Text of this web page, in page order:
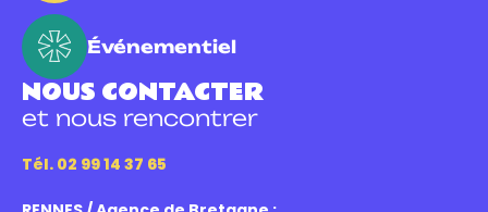
Événementiel
NOUS CONTACTER
et nous rencontrer
Tél. 02 99 14 37 65